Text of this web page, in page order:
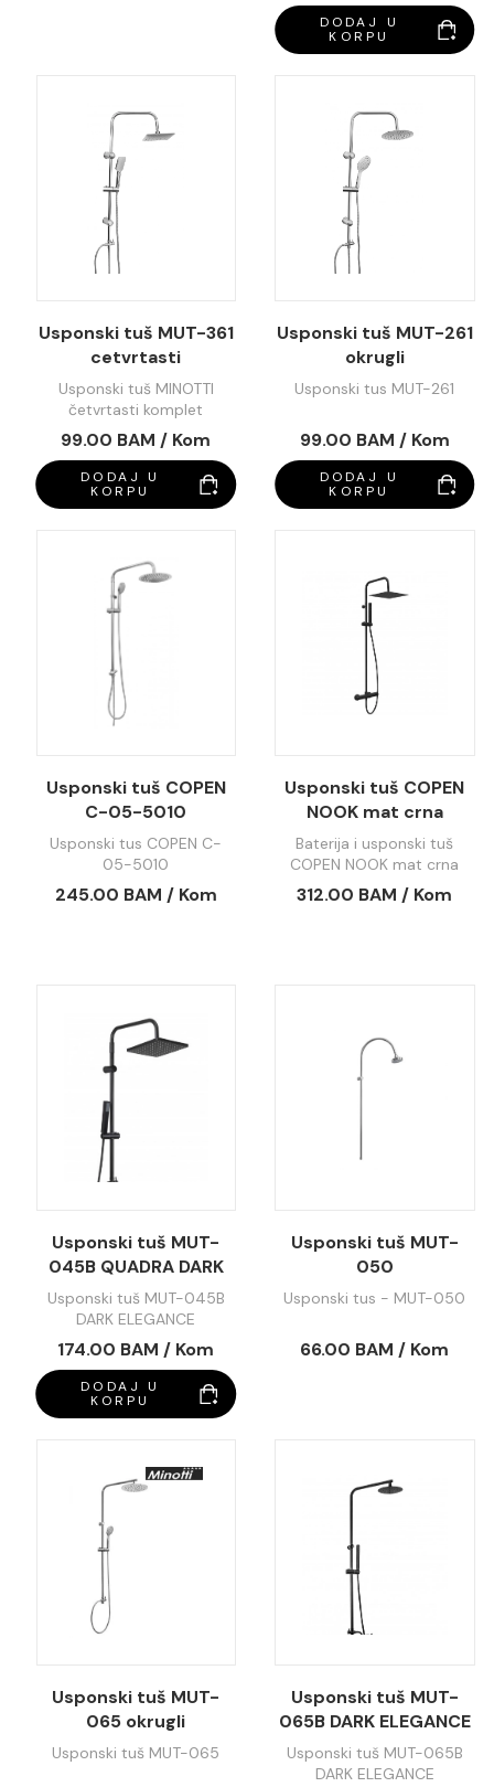
DODAJ U
KORPU
Usponski tuš MUT-361
cetvrtasti
Usponski tuš MINOTTI
četvrtasti komplet
99.00 BAM / Kom
DODAJ U
KORPU
Usponski tuš MUT-261
okrugli
Usponski tus MUT-261
99.00 BAM / Kom
DODAJ U
KORPU
Usponski tuš COPEN
C-05-5010
Usponski tus COPEN C-
05-5010
245.00 BAM / Kom
Usponski tuš COPEN
NOOK mat crna
cetvrtasti set C-01-
113MB
Baterija i usponski tuš
COPEN NOOK mat crna
cetvrtasti set C-01-113MB
312.00 BAM / Kom
Usponski tuš MUT-
045B QUADRA DARK
ELEGANCE
Usponski tuš MUT-045B
DARK ELEGANCE
174.00 BAM / Kom
DODAJ U
KORPU
Usponski tuš MUT-
050
Usponski tus - MUT-050
66.00 BAM / Kom
Usponski tuš MUT-
065 okrugli
Usponski tuš MUT-065
Usponski tuš MUT-
065B DARK ELEGANCE
okrugli
Usponski tuš MUT-065B
DARK ELEGANCE